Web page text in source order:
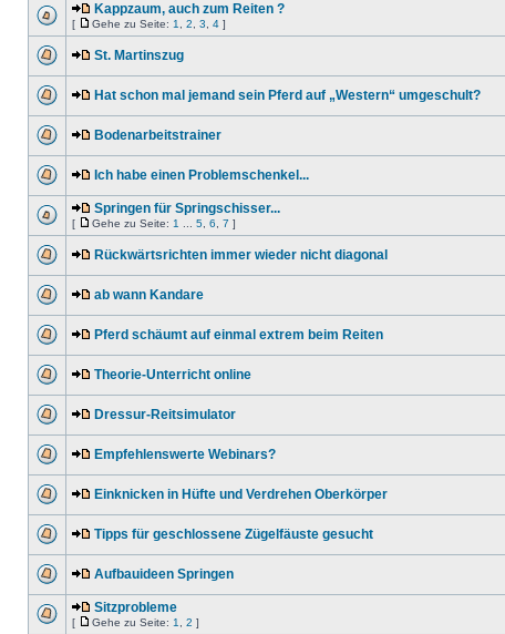
Kappzaum, auch zum Reiten ?
[ Gehe zu Seite: 1 2 3 4 ]
St. Martinszug
Hat schon mal jemand sein Pferd auf „Western“ umgeschult?
Bodenarbeitstrainer
Ich habe einen Problemschenkel...
Springen für Springschisser...
[ Gehe zu Seite: 1 5 6 7 ]
Rückwärtsrichten immer wieder nicht diagonal
ab wann Kandare
Pferd schäumt auf einmal extrem beim Reiten
Theorie-Unterricht online
Dressur-Reitsimulator
Empfehlenswerte Webinars?
Einknicken in Hüfte und Verdrehen Oberkörper
Tipps für geschlossene Zügelfäuste gesucht
Aufbauideen Springen
Sitzprobleme
[ Gehe zu Seite: 1 2 ]